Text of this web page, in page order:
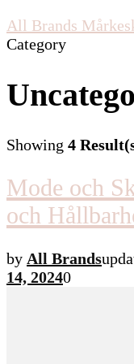
All Brands
Category
Showing 4
Mode och
och
by All Brands
14, 20240